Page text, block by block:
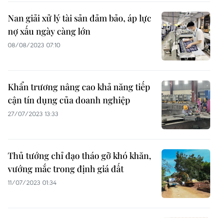
Nan giải xử lý tài sản đảm bảo, áp lực
nợ xấu ngày càng lớn
08/08/2023 07:10
Khẩn trương nâng cao khả năng tiếp
cận tín dụng của doanh nghiệp
27/07/2023 13:33
Thủ tướng chỉ đạo tháo gỡ khó khăn,
vướng mắc trong định giá đất
11/07/2023 01:34